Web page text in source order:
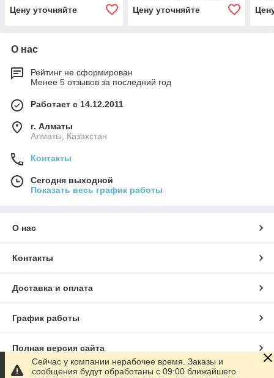
Цену уточняйте
Цену уточняйте
О нас
Рейтинг не сформирован
Менее 5 отзывов за последний год
Работает с 14.12.2011
г. Алматы
Алматы, Казахстан
Контакты
Сегодня выходной
Показать весь график работы
О нас
Контакты
Доставка и оплата
График работы
Полная версия сайта
Сейчас у компании нерабочее время. Заказы и
сообщения будут обработаны с 09:00 ближайшего